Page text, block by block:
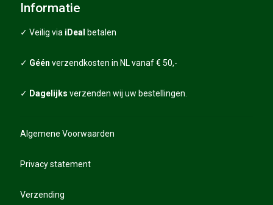
Informatie
✓ Veilig via iDeal betalen
✓ Géén verzendkosten in NL vanaf € 50,-
✓ Dagelijks verzenden wij uw bestellingen.
Algemene Voorwaarden
Privacy statement
Verzending